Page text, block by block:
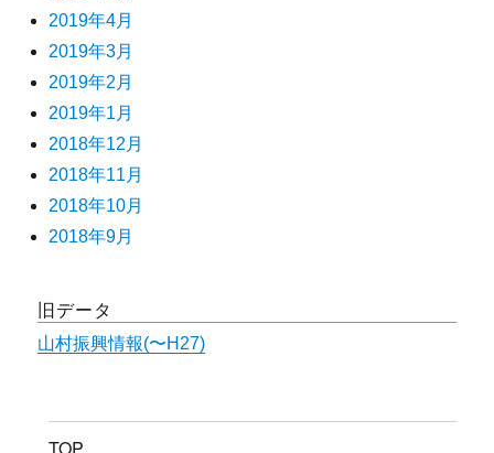
2019年4月
2019年3月
2019年2月
2019年1月
2018年12月
2018年11月
2018年10月
2018年9月
旧データ
山村振興情報(〜H27)